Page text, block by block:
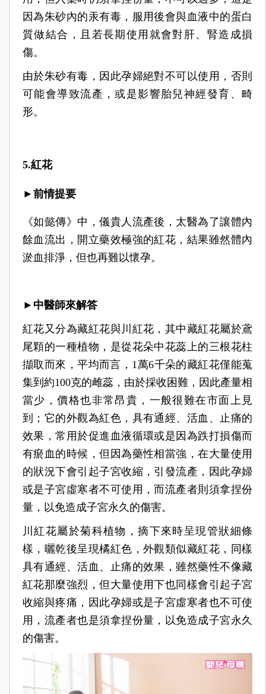
因為朱砂內的汞有毒，服用後會與血液中的蛋白
質做結合，且若長期使用就會對肝、腎造成損
傷。
由於朱砂有毒，因此孕婦絕對不可以使用，否則
可能會導致流產，或是影響胎兒神經發育、畸
形。
5.紅花
►前情提要
《如懿傳》中，儀貴人流產後，太醫為了讓體內
餘血流出，開立藥效極強的紅花，結果雖然體內
淤血排淨，但也再難以懷孕。
►中醫師來解答
紅花又分為藏紅花與川紅花，其中藏紅花屬於鳶
尾顆的一種植物，是從花朵中花蕊上的三根花柱
擷取而來，平均而言，1萬6千朵的藏紅花僅能蒐
集到約100克的雌蕊，由於採收困難，因此產量相
當少，價格也非常昂貴，一般很難在市面上見
到；它的外觀為紅色，具有通經、活血、止痛的
效果，常用於促進血液循環或是因為跌打損傷而
有瘀血的時候，但因為藥性相當強，在大量使用
的狀況下會引起子宮收縮，引發流產，因此孕婦
或是子宮虛寒者不可使用，而流產者則須拿捏份
量，以免造成子宮永久的傷害。
川紅花屬於菊科植物，摘下來時呈現管狀細條
樣，曬乾後呈現橘紅色，外觀類似藏紅花，同樣
具有通經、活血、止痛的效果，雖然藥性不像藏
紅花那麼強烈，但大量使用下也同樣會引起子宮
收縮與疼痛，因此孕婦或是子宮虛寒者也不可使
用，流產者也是須拿捏份量，以免造成子宮永久
的傷害。